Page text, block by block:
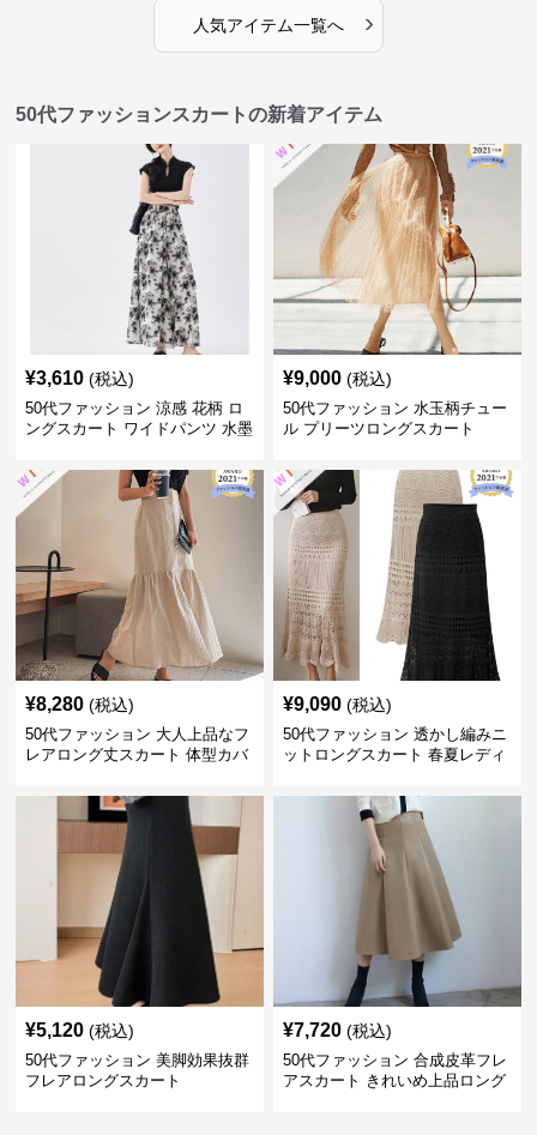
人気アイテム一覧へ ›
50代ファッションスカートの新着アイテム
¥3,610 (税込)
50代ファッション 涼感 花柄 ロ
ングスカート ワイドパンツ 水墨
¥9,000 (税込)
50代ファッション 水玉柄チュー
ル プリーツロングスカート
¥8,280 (税込)
50代ファッション 大人上品なフ
レアロング丈スカート 体型カバ
¥9,090 (税込)
50代ファッション 透かし編みニ
ットロングスカート 春夏レディ
¥5,120 (税込)
50代ファッション 美脚効果抜群
フレアロングスカート
¥7,720 (税込)
50代ファッション 合成皮革フレ
アスカート きれいめ上品ロング